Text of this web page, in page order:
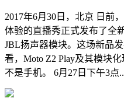
2017年6月30日，北京 日前
体验的直播秀正式发布了全
JBL扬声器模块。这场新品
看，Moto Z2 Play及其模块
不是手机。 6月27日下午3点